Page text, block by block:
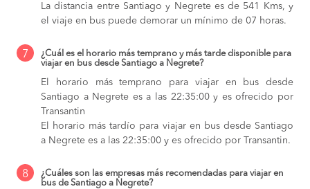
La distancia entre Santiago y Negrete es de 541 Kms, y
el viaje en bus puede demorar un mínimo de 07 horas.
7
¿Cuál es el horario más temprano y más tarde disponible para
viajar en bus desde Santiago a Negrete?
El horario más temprano para viajar en bus desde
Santiago a Negrete es a las 22:35:00 y es ofrecido por
Transantin
El horario más tardío para viajar en bus desde Santiago
a Negrete es a las 22:35:00 y es ofrecido por Transantin.
8
¿Cuáles son las empresas más recomendadas para viajar en
bus de Santiago a Negrete?